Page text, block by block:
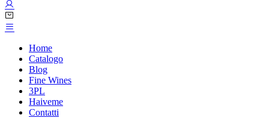
Home
Catalogo
Blog
Fine Wines
3PL
Haiveme
Contatti